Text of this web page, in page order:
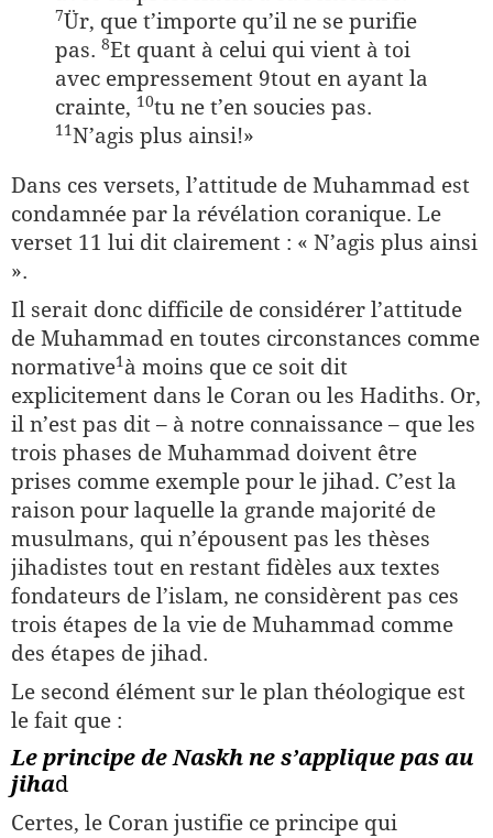
7Ür, que t’importe qu’il ne se purifie
pas. 8Et quant à celui qui vient à toi
avec empressement 9tout en ayant la
crainte, 10tu ne t’en soucies pas.
11N’agis plus ainsi!»
Dans ces versets, l’attitude de Muhammad est
condamnée par la révélation coranique. Le
verset 11 lui dit clairement : « N’agis plus ainsi
».
Il serait donc difficile de considérer l’attitude
de Muhammad en toutes circonstances comme
normative​1​ à moins que ce soit dit
explicitement dans le Coran ou les Hadiths. Or,
il n’est pas dit – à notre connaissance – que les
trois phases de Muhammad doivent être
prises comme exemple pour le jihad. C’est la
raison pour laquelle la grande majorité de
musulmans, qui n’épousent pas les thèses
jihadistes tout en restant fidèles aux textes
fondateurs de l’islam, ne considèrent pas ces
trois étapes de la vie de Muhammad comme
des étapes de jihad.
Le second élément sur le plan théologique est
le fait que :
Le principe de Naskh ne s’applique pas au
jihad
Certes, le Coran justifie ce principe qui